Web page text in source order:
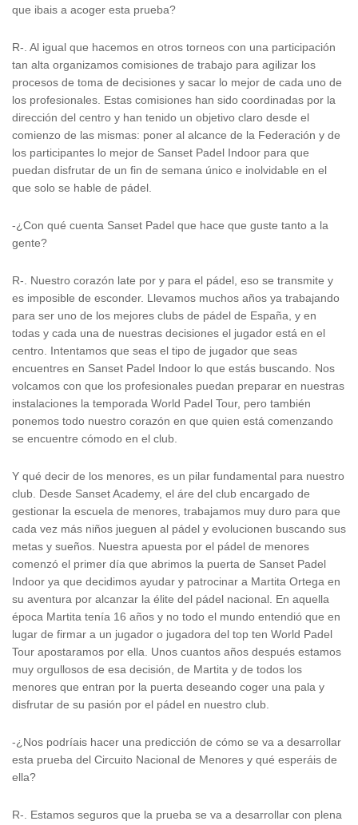
que ibais a acoger esta prueba?
R-. Al igual que hacemos en otros torneos con una participación
tan alta organizamos comisiones de trabajo para agilizar los
procesos de toma de decisiones y sacar lo mejor de cada uno de
los profesionales. Estas comisiones han sido coordinadas por la
dirección del centro y han tenido un objetivo claro desde el
comienzo de las mismas: poner al alcance de la Federación y de
los participantes lo mejor de Sanset Padel Indoor para que
puedan disfrutar de un fin de semana único e inolvidable en el
que solo se hable de pádel.
-¿Con qué cuenta Sanset Padel que hace que guste tanto a la
gente?
R-. Nuestro corazón late por y para el pádel, eso se transmite y
es imposible de esconder. Llevamos muchos años ya trabajando
para ser uno de los mejores clubs de pádel de España, y en
todas y cada una de nuestras decisiones el jugador está en el
centro. Intentamos que seas el tipo de jugador que seas
encuentres en Sanset Padel Indoor lo que estás buscando. Nos
volcamos con que los profesionales puedan preparar en nuestras
instalaciones la temporada World Padel Tour, pero también
ponemos todo nuestro corazón en que quien está comenzando
se encuentre cómodo en el club.
Y qué decir de los menores, es un pilar fundamental para nuestro
club. Desde Sanset Academy, el áre del club encargado de
gestionar la escuela de menores, trabajamos muy duro para que
cada vez más niños jueguen al pádel y evolucionen buscando sus
metas y sueños. Nuestra apuesta por el pádel de menores
comenzó el primer día que abrimos la puerta de Sanset Padel
Indoor ya que decidimos ayudar y patrocinar a Martita Ortega en
su aventura por alcanzar la élite del pádel nacional. En aquella
época Martita tenía 16 años y no todo el mundo entendió que en
lugar de firmar a un jugador o jugadora del top ten World Padel
Tour apostaramos por ella. Unos cuantos años después estamos
muy orgullosos de esa decisión, de Martita y de todos los
menores que entran por la puerta deseando coger una pala y
disfrutar de su pasión por el pádel en nuestro club.
-¿Nos podríais hacer una predicción de cómo se va a desarrollar
esta prueba del Circuito Nacional de Menores y qué esperáis de
ella?
R-. Estamos seguros que la prueba se va a desarrollar con plena